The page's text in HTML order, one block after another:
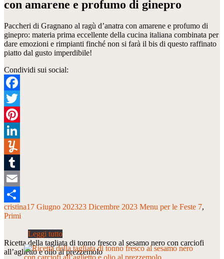
con amarene e profumo di ginepro
Paccheri di Gragnano al ragù d’anatra con amarene e profumo di
ginepro: materia prima eccellente della cucina italiana combinata per
dare emozioni e rimpianti finché non si farà il bis di questo raffinato
piatto dal gusto imperdibile!
Condividi sui social:
Facebook
Twitter
Pinterest
LinkedIn
Yummly
Tumblr
Email
Condividi
cristina17 Giugno 202323 Dicembre 2023 Menu per le Feste 7
Primi
Ricetta della tagliata di tonno fresco al sesamo nero con carciofi
all’aglietto e olio al prezzemolo